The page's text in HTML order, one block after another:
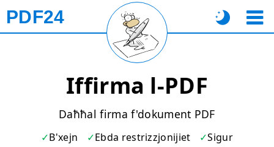
PDF24
Iffirma l-PDF
Daħħal firma f'dokument PDF
B'xejn Ebda restrizzjonijiet Sigur